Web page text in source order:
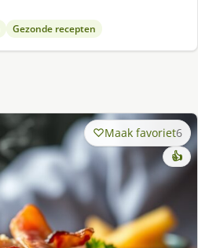
Gezonde recepten
Maak favoriet6
👍